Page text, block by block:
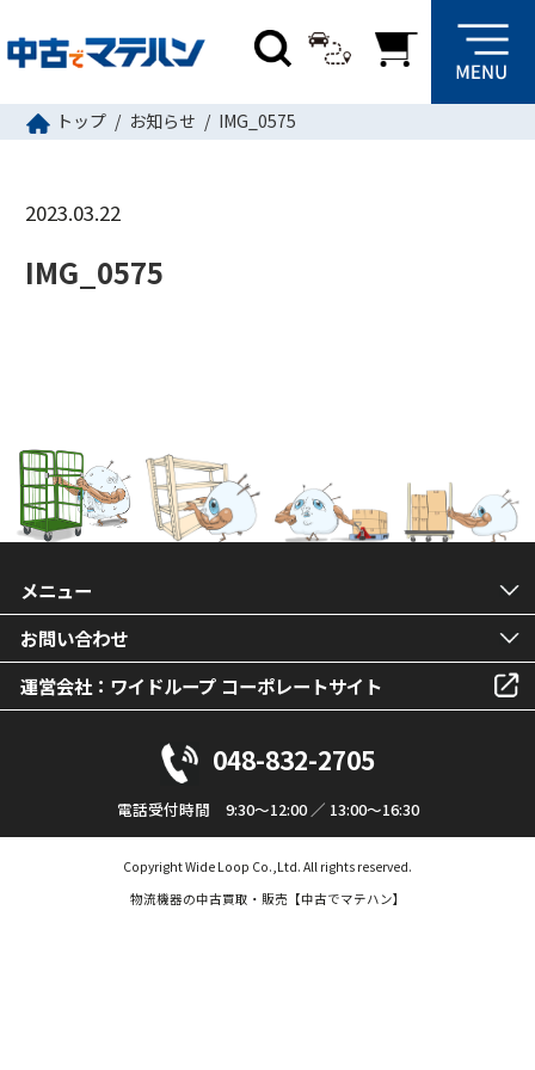
トップ お知らせ IMG_0575
2023.03.22
IMG_0575
メニュー
お問い合わせ
運営会社：ワイドループ コーポレートサイト
048-832-2705
電話受付時間 9:30～12:00 ／ 13:00～16:30
Copyright Wide Loop Co.,Ltd. All rights reserved.
物流機器の中古買取・販売【中古でマテハン】